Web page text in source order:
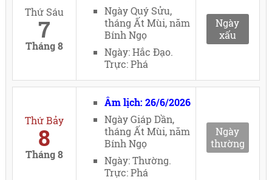
Thứ Sáu
7
Tháng 8
Ngày Quý Sửu,
tháng Ất Mùi, năm
Bính Ngọ
Ngày: Hắc Đạo.
Trực: Phá
Ngày
xấu
Thứ Bảy
8
Tháng 8
Âm lịch: 26/6/2026
Ngày Giáp Dần,
tháng Ất Mùi, năm
Bính Ngọ
Ngày: Thường.
Trực: Phá
Ngày
thường